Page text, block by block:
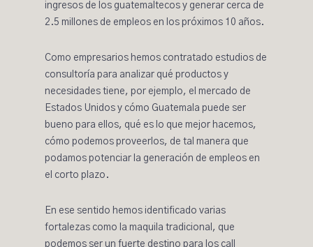
ingresos de los guatemaltecos y generar cerca de
2.5 millones de empleos en los próximos 10 años.
Como empresarios hemos contratado estudios de
consultoría para analizar qué productos y
necesidades tiene, por ejemplo, el mercado de
Estados Unidos y cómo Guatemala puede ser
bueno para ellos, qué es lo que mejor hacemos,
cómo podemos proveerlos, de tal manera que
podamos potenciar la generación de empleos en
el corto plazo.
En ese sentido hemos identificado varias
fortalezas como la maquila tradicional, que
podemos ser un fuerte destino para los call